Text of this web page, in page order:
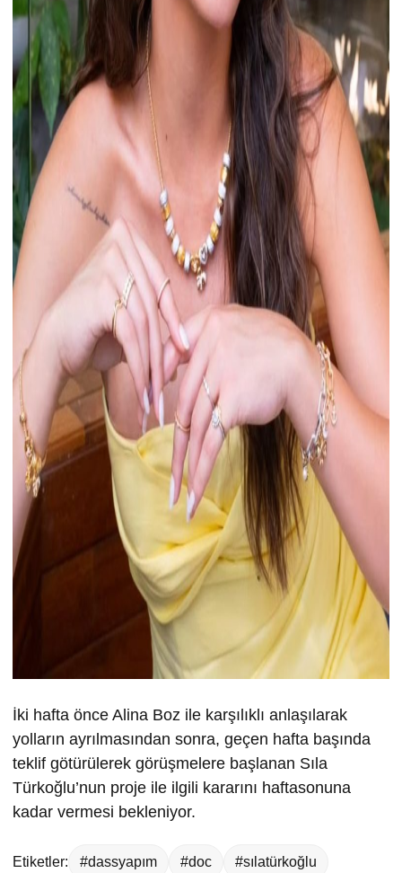
İki hafta önce Alina Boz ile karşılıklı anlaşılarak
yolların ayrılmasından sonra, geçen hafta başında
teklif götürülerek görüşmelere başlanan Sıla
Türkoğlu’nun proje ile ilgili kararını haftasonuna
kadar vermesi bekleniyor.
Etiketler: #dassyapım #doc #sılatürkoğlu